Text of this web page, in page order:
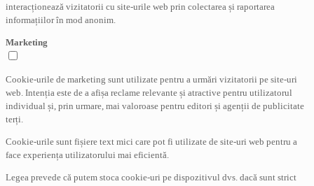
interacționează vizitatorii cu site-urile web prin colectarea și raportarea
informațiilor în mod anonim.
Marketing
Cookie-urile de marketing sunt utilizate pentru a urmări vizitatorii pe site-uri
web. Intenția este de a afișa reclame relevante și atractive pentru utilizatorul
individual și, prin urmare, mai valoroase pentru editori și agenții de publicitate
terți.
Cookie-urile sunt fișiere text mici care pot fi utilizate de site-uri web pentru a
face experiența utilizatorului mai eficientă.
Legea prevede că putem stoca cookie-uri pe dispozitivul dvs. dacă sunt strict